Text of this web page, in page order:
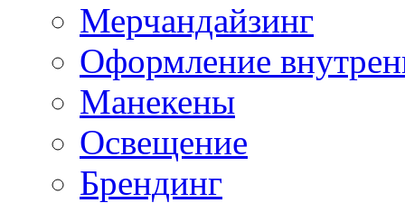
Мерчандайзинг
Оформление
Манекены
Освещение
Брендинг